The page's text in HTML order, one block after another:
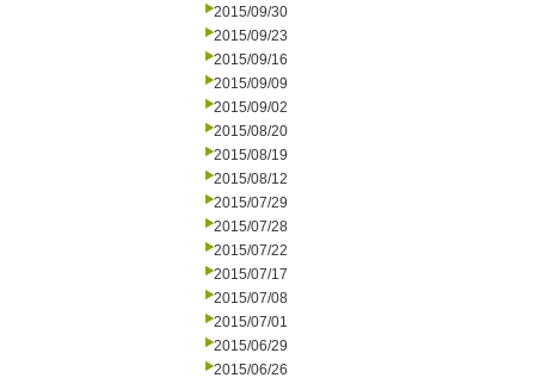
2015/09/30
2015/09/23
2015/09/16
2015/09/09
2015/09/02
2015/08/20
2015/08/19
2015/08/12
2015/07/29
2015/07/28
2015/07/22
2015/07/17
2015/07/08
2015/07/01
2015/06/29
2015/06/26